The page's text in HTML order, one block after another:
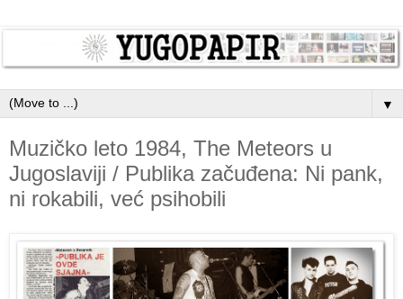
▼
Muzičko leto 1984, The Meteors u
Jugoslaviji / Publika začuđena: Ni pank,
ni rokabili, već psihobili